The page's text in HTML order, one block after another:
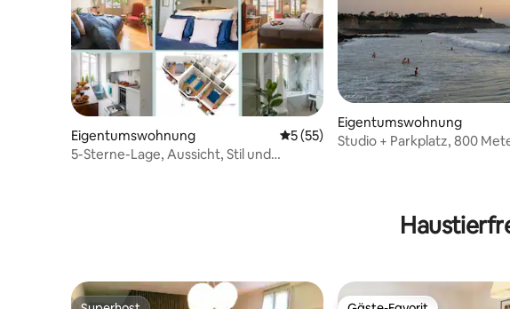
Eigentumswohnung Durchschnittliche Bewertung: 5 von
5 (55)
5-Sterne-Lage, Aussicht, Stil und
Eigentumswohnung
Studio + Parkplatz, 800